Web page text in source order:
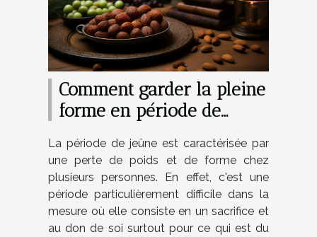
Comment garder la pleine
forme en période de
La période de jeûne est caractérisée par
une perte de poids et de forme chez
plusieurs personnes. En effet, c'est une
période particulièrement difficile dans la
mesure où elle consiste en un sacrifice et
au don de soi surtout pour ce qui est du